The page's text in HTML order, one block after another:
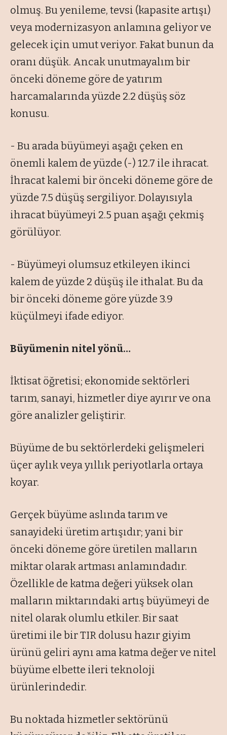
olmuş. Bu yenileme, tevsi (kapasite artışı)
veya modernizasyon anlamına geliyor ve
gelecek için umut veriyor. Fakat bunun da
oranı düşük. Ancak unutmayalım bir
önceki döneme göre de yatırım
harcamalarında yüzde 2.2 düşüş söz
konusu.
- Bu arada büyümeyi aşağı çeken en
önemli kalem de yüzde (-) 12.7 ile ihracat.
İhracat kalemi bir önceki döneme göre de
yüzde 7.5 düşüş sergiliyor. Dolayısıyla
ihracat büyümeyi 2.5 puan aşağı çekmiş
görülüyor.
- Büyümeyi olumsuz etkileyen ikinci
kalem de yüzde 2 düşüş ile ithalat. Bu da
bir önceki döneme göre yüzde 3.9
küçülmeyi ifade ediyor.
Büyümenin nitel yönü…
İktisat öğretisi; ekonomide sektörleri
tarım, sanayi, hizmetler diye ayırır ve ona
göre analizler geliştirir.
Büyüme de bu sektörlerdeki gelişmeleri
üçer aylık veya yıllık periyotlarla ortaya
koyar.
Gerçek büyüme aslında tarım ve
sanayideki üretim artışıdır; yani bir
önceki döneme göre üretilen malların
miktar olarak artması anlamındadır.
Özellikle de katma değeri yüksek olan
malların miktarındaki artış büyümeyi de
nitel olarak olumlu etkiler. Bir saat
üretimi ile bir TIR dolusu hazır giyim
ürünü geliri aynı ama katma değer ve nitel
büyüme elbette ileri teknoloji
ürünlerindedir.
Bu noktada hizmetler sektörünü